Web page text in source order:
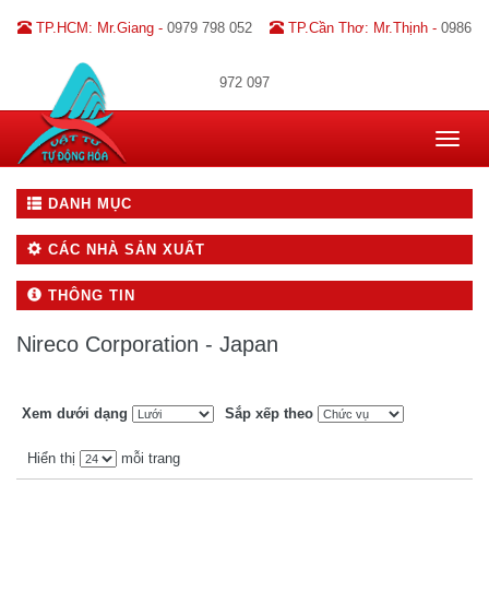
TP.HCM: Mr.Giang - 0979 798 052 TP.Cần Thơ: Mr.Thịnh - 0986
972 097
Toggle
DANH MỤC
CÁC NHÀ SẢN XUẤT
THÔNG TIN
Nireco Corporation - Japan
Xem dưới dạng Sắp xếp theo
Hiển thị mỗi trang